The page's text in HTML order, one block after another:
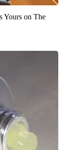
Yours on The